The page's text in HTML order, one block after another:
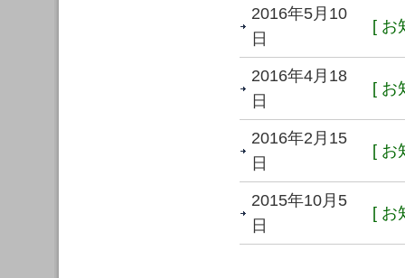
2016年5月10
日
[ お
2016年4月18
日
[ お
2016年2月15
日
[ お
2015年10月5
日
[ お